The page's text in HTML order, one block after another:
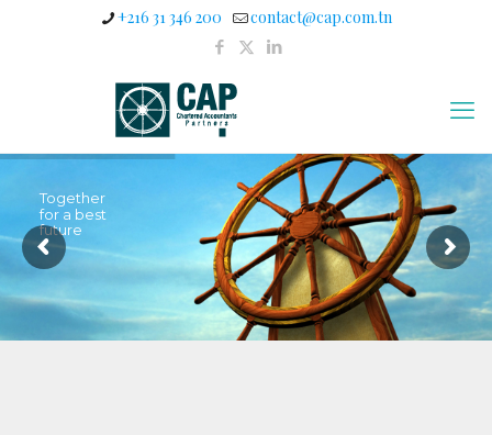
+216 31 346 200 contact@cap.com.tn
Together
for a best
future